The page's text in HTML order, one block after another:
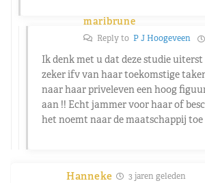
maribrune
Reply to P J Hoogeveen
Ik denk met u dat deze studie
zeker ifv van haar toekomstige
naar haar priveleven een hoog
aan !! Echt jammer voor haar of
het noemt naar de maatschappij toe
Hanneke 3 jaren geleden